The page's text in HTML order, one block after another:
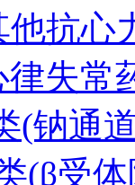
他抗心
律失常
(钠通
(β受